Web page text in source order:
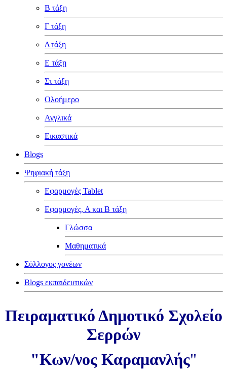
Β τάξη
Γ τάξη
Δ τάξη
Ε τάξη
Στ τάξη
Ολοήμερο
Αγγλικά
Εικαστικά
Blogs
Ψηφιακή τάξη
Εφαρμογές Tablet
Εφαρμογές, Α και Β τάξη
Γλώσσα
Μαθηματικά
Σύλλογος γονέων
Blogs εκπαιδευτικών
Πειραματικό Δημοτικό Σχολείο
Σερρών
"Κων/νος Καραμανλής"